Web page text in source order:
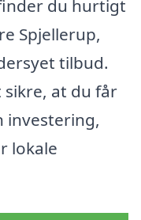
du hurtigt
Spjellerup,
tilbud.
sikre, at du får
investering,
lokale